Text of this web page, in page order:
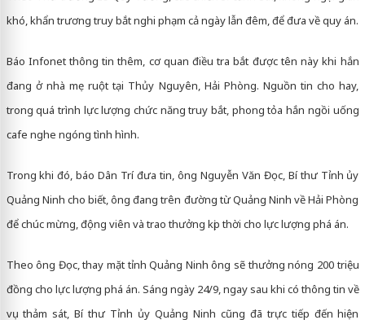
khó, khẩn trương truy bắt nghi phạm cả ngày lẫn đêm, để đưa về quy án.
Báo Infonet thông tin thêm, cơ quan điều tra bắt được tên này khi hắn
đang ở nhà mẹ ruột tại Thủy Nguyên, Hải Phòng. Nguồn tin cho hay,
trong quá trình lực lượng chức năng truy bắt, phong tỏa hắn ngồi uống
cafe nghe ngóng tình hình.
Trong khi đó, báo Dân Trí đưa tin, ông Nguyễn Văn Đọc, Bí thư Tỉnh ủy
Quảng Ninh cho biết, ông đang trên đường từ Quảng Ninh về Hải Phòng
để chúc mừng, động viên và trao thưởng kịp thời cho lực lượng phá án.
Theo ông Đọc, thay mặt tỉnh Quảng Ninh ông sẽ thưởng nóng 200 triệu
đồng cho lực lượng phá án. Sáng ngày 24/9, ngay sau khi có thông tin về
vụ thảm sát, Bí thư Tỉnh ủy Quảng Ninh cũng đã trực tiếp đến hiện